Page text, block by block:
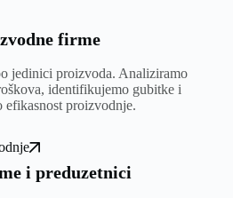
firme
jedinici proizvoda. Analiziramo
identifikujemo gubitke i
efikasnost proizvodnje.
i preduzetnici